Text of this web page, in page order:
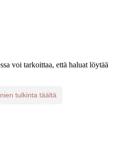
voi tarkoittaa, että haluat löytää
tulkinta täältä